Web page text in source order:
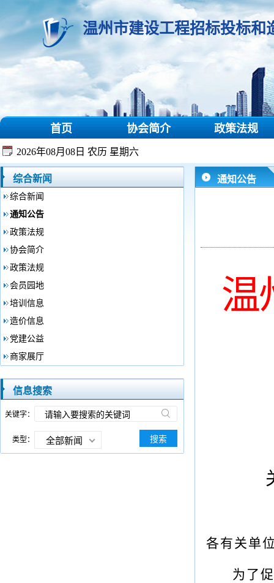
温州市建设工程招标投标和
首页 协会简介 政策法规
2026年08月08日 农历 星期六
综合新闻
综合新闻
通知公告
政策法规
协会简介
政策法规
会员园地
培训信息
造价信息
党建公益
商家展厅
通知公告
温
各有关单
为了
信息搜索
关键字：
类型： 全部新闻 搜索